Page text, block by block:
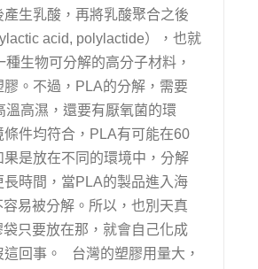
生乳酸，再將乳酸聚合之後
acid, polylactide），也就
生物可分解的高分子材料，
。不過，PLA的分解，需要
高濕，還要有厭氧菌的環
件均符合，PLA有可能在60
果是放在不同的環境中，分解
長時間，當PLA的製品進入海
易被分解。所以，也別天真
只要放在那，就會自己化成
這回事。 台灣的塑膠用量大，